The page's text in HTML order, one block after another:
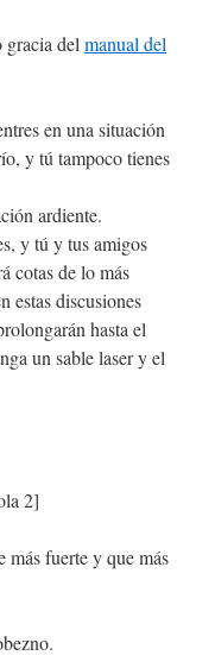
gracia delmanual del
en una situación
y tú tampoco tienes
ardiente.
y tú y tus amigos
cotas de lo más
estas discusiones
hasta el
un sable laser y el
2]
más fuerte y que más